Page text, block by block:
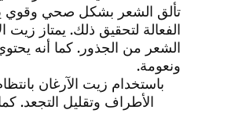
تألق الشعر بشكل صحي وقوي
الفعالة لتحقيق ذلك. يمتاز
ونعومة.
باستخدام زيت الآرغان
الأطراف وتقليل التجعد.